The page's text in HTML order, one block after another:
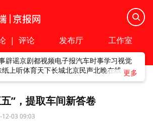
| 评论 发布厅 工作室
辟谣京剧都视频电子报汽车时事学习视觉
纸上听体育天下长城北京民声北晚在线
”，提取车间新答卷
12-03 09:03